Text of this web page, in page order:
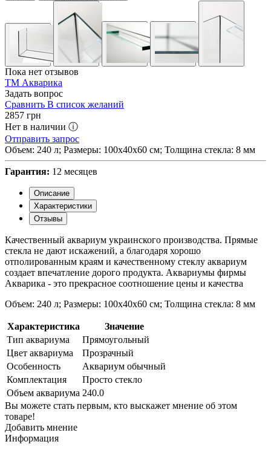
Пока нет отзывов
ТМ Акварика
Задать вопрос
Сравнить В список желаний
2857 грн
Нет в наличии ⓘ
Отправить запрос
Объем: 240 л; Размеры: 100х40х60 см; Толщина стекла: 8 мм
Гарантия: 12 месяцев
Описание
Характеристики
Отзывы
Качественный аквариум украинского производства. Прямые
стекла не дают искажений, а благодаря хорошо
отполированным краям и качественному стеклу аквариум
создает впечатление дорого продукта. Аквариумы фирмы
Акварика - это прекрасное соотношение цены и качества
Объем: 240 л; Размеры: 100х40х60 см; Толщина стекла: 8 мм
Характеристика
Значение
Тип аквариума
Прямоугольный
Цвет аквариума
Прозрачный
Особенность
Аквариум обычный
Комплектация
Просто стекло
Объем аквариума 240.0
Вы можете стать первым, кто выскажет мнение об этом
товаре!
Добавить мнение
Информация